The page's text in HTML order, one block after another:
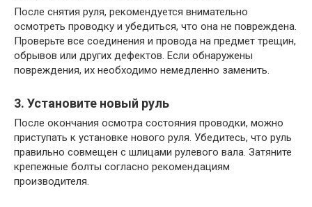
После снятия руля, рекомендуется внимательно
осмотреть проводку и убедиться, что она не повреждена.
Проверьте все соединения и провода на предмет трещин,
обрывов или других дефектов. Если обнаружены
повреждения, их необходимо немедленно заменить.
3. Установите новый руль
После окончания осмотра состояния проводки, можно
приступать к установке нового руля. Убедитесь, что руль
правильно совмещен с шлицами рулевого вала. Затяните
крепежные болты согласно рекомендациям
производителя.